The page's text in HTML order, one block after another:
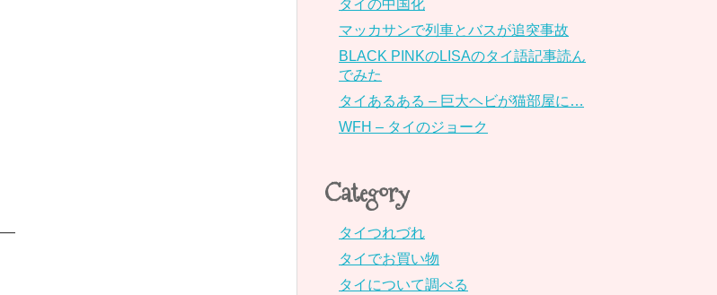
タイの中国化
マッカサンで列車とバスが追突事故
BLACK PINKのLISAのタイ語記事読ん
でみた
タイあるある – 巨大ヘビが猫部屋に…
WFH – タイのジョーク
Category
タイつれづれ
タイでお買い物
タイについて調べる